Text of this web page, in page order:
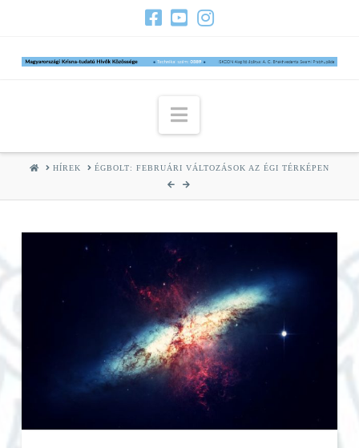
Navigation
HOMEHÍREK ÉGBOLT: FEBRUÁRI VÁLTOZÁSOK AZ ÉGI TÉRKÉPEN